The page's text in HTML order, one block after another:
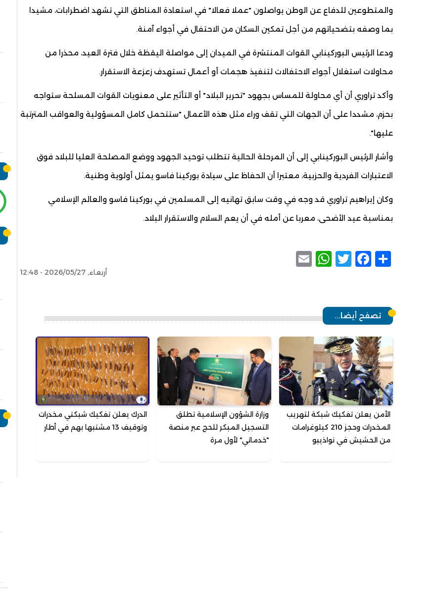
والمتطوعين للدفاع عن الوطن يواصلون "عملا فعالا" في استعادة المناطق التي تشهد اضطرابات، مشيدا
بما وصفه بتضحياتهم من أجل تمكين السكان من الاحتفال في أجواء آمنة.
ودعا الرئيس البوركينابي القوات المنتشرة في الميدان إلى مواصلة اليقظة خلال فترة العيد، محذرا من
محاولات استغلال أجواء الاحتفالات لتنفيذ هجمات أو أعمال تستهدف زعزعة الاستقرار.
وأكد تراوري أن أي محاولة للمساس بجهود "تحرير البلاد" أو التأثير على معنويات القوات المسلحة ستواجه
بحزم، مشددا على أن الجهات التي تقف وراء مثل هذه الأعمال "ستتحمل كامل المسؤولية والعواقب المترتبة
عليها".
وأشار الرئيس البوركينابي إلى أن المرحلة الحالية تتطلب توحيد الجهود ووضع المصلحة العليا للبلاد فوق
الاعتبارات الفردية والحزبية، معتبرا أن الحفاظ على سيادة بوركينا فاسو يمثل أولوية وطنية.
وكان إبراهيم تراوري قد وجه في وقت سابق تهانيه إلى المسلمين في بوركينا فاسو والعالم الإسلامي
بمناسبة عيد الأضحى، معربا عن أمله في أن يعم السلام والاستقرار البلاد.
Share
Facebook
Twitter
WhatsApp
أربعاء, 2026/05/27 - 12:48
تصفح أيضا...
الأمن يعلن تفكيك شبكة لتهريب
المخدرات وحجز 210 كيلوغرامات
من الحشيش في نواذيبو
وزارة الشؤون الإسلامية تطلق
التسجيل المبكر للحج عبر منصة
"خدماتي" لأول مرة
الدرك يعلن تفكيك شبكتي مخدرات
وتوقيف 13 مشتبها بهم في أطار